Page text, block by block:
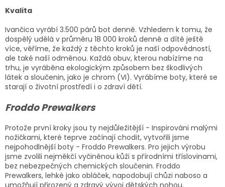
Kvalita
Ivančica vyrábí 3.500 párů bot denně. Vzhledem k tomu, že
dospělý udělá v průměru 18 000 kroků denně a dítě ještě
více, věříme, že každý z těchto kroků je naší odpovědností,
ale také naší odměnou. Každá obuv, kterou nabízíme na
trhu, je vyráběna ekologickým způsobem bez škodlivých
látek a sloučenin, jako je chrom (VI). Vyrábíme boty, které se
starají o životní prostředí i o zdraví dětí.
Froddo Prewalkers
Protože první kroky jsou ty nejdůležitější - Inspirováni malými
nožičkami, které teprve začínají chodit, vytvořili jsme
nejpohodlnější boty - Froddo Prewalkers. Pro jejich výrobu
jsme zvolili nejměkčí vyčiněnou kůži s přírodními tříslovinami,
bez nebezpečných chemických sloučenin. Froddo
Prewalkers, lehké jako obláček, napodobují chůzi naboso a
umožňují přirozený a zdravý vývoj dětských nohou.